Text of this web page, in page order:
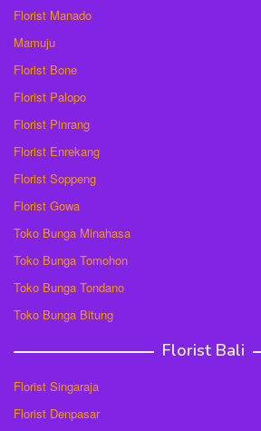
Florist Manado
Mamuju
Florist Bone
Florist Palopo
Florist Pinrang
Florist Enrekang
Florist Soppeng
Florist Gowa
Toko Bunga Minahasa
Toko Bunga Tomohon
Toko Bunga Tondano
Toko Bunga Bitung
Florist Bali
Florist Singaraja
Florist Denpasar